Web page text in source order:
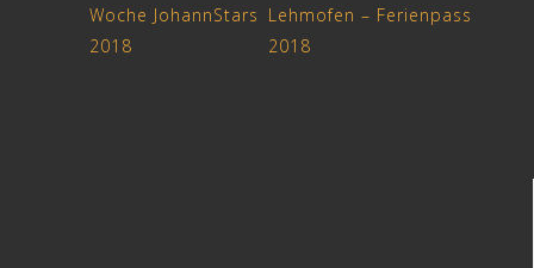
Woche JohannStars
2018
Lehmofen – Ferienpass
2018